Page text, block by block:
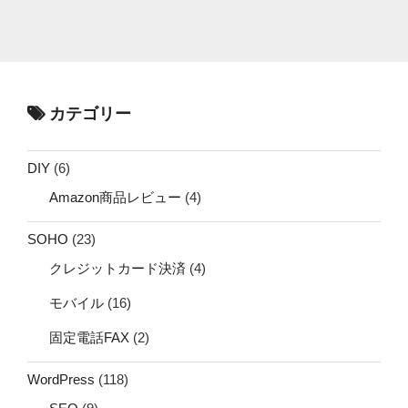
カテゴリー
DIY (6)
Amazon商品レビュー (4)
SOHO (23)
クレジットカード決済 (4)
モバイル (16)
固定電話FAX (2)
WordPress (118)